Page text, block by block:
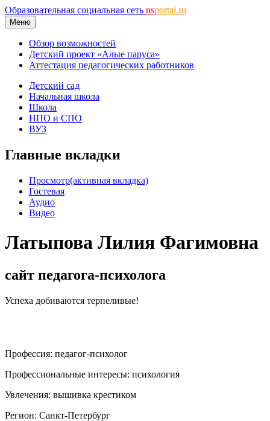
Образовательная социальная сеть nsportal.ru
Меню
Обзор возможностей
Детский проект «Алые паруса»
Аттестация педагогических работников
Детский сад
Начальная школа
Школа
НПО и СПО
ВУЗ
Главные вкладки
Просмотр(активная вкладка)
Гостевая
Аудио
Видео
Латыпова Лилия Фагимовна
сайт педагога-психолога
Успеха добиваются терпеливые!
Профессия: педагог-психолог
Профессиональные интересы: психология
Увлечения: вышивка крестиком
Регион: Санкт-Петербург